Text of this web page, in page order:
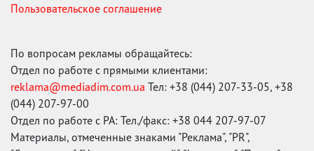
Пользовательское соглашение
По вопросам рекламы обращайтесь:
Отдел по работе с прямыми клиентами:
reklama@mediadim.com.ua Тел: +38 (044) 207-33-05, +38
(044) 207-97-00
Отдел по работе с РА: Тел./факс: +38 044 207-97-07
Материалы, отмеченные знаками "Реклама", "PR",